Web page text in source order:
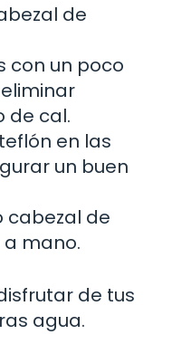
de
con un poco
de cal.
en las
un buen
cabezal de
mano.
de tus
agua.